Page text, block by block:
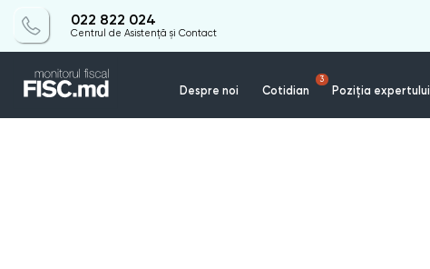
022 822 024
Centrul de Asistență și Contact
Despre noi Cotidian
3
Poziția expertului